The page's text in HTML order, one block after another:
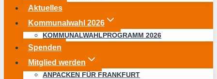
Aktuelles
Kommunalwahl 2026
KOMMUNALWAHLPROGRAMM 2026
Spenden
Mitglied werden
ANPACKEN FÜR FRANKFURT